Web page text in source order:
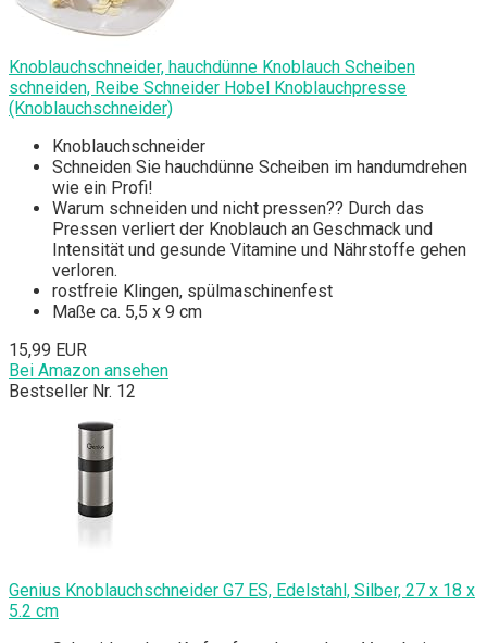
Knoblauchschneider, hauchdünne Knoblauch Scheiben
schneiden, Reibe Schneider Hobel Knoblauchpresse
(Knoblauchschneider)
Knoblauchschneider
Schneiden Sie hauchdünne Scheiben im handumdrehen
wie ein Profi!
Warum schneiden und nicht pressen?? Durch das
Pressen verliert der Knoblauch an Geschmack und
Intensität und gesunde Vitamine und Nährstoffe gehen
verloren.
rostfreie Klingen, spülmaschinenfest
Maße ca. 5,5 x 9 cm
15,99 EUR
Bei Amazon ansehen
Bestseller Nr. 12
Genius Knoblauchschneider G7 ES, Edelstahl, Silber, 27 x 18 x
5.2 cm